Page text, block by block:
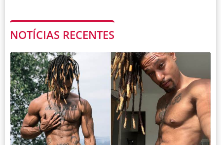
NOTÍCIAS RECENTES